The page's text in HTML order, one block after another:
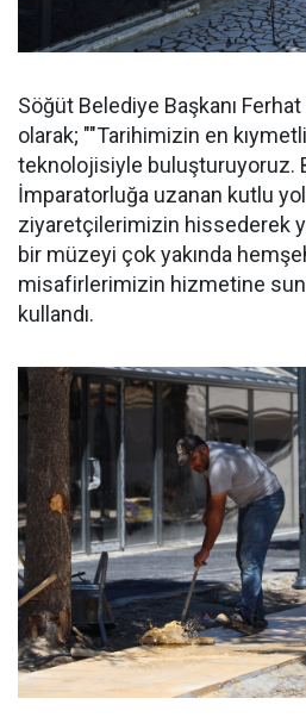
Söğüt Belediye Başkanı
olarak; ""Tarihimizin en kıymetli
teknolojisiyle buluşturuyoruz.
İmparatorluğa uzanan kutlu
ziyaretçilerimizin hissederek
bir müzeyi çok yakında
misafirlerimizin hizmetine
kullandı.